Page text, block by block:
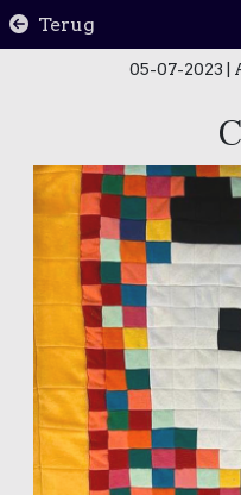
Terug
05-07-2023 |